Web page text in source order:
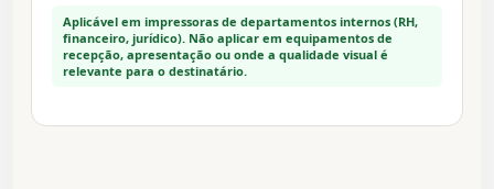
Aplicável em impressoras de departamentos internos (RH,
financeiro, jurídico). Não aplicar em equipamentos de
recepção, apresentação ou onde a qualidade visual é
relevante para o destinatário.